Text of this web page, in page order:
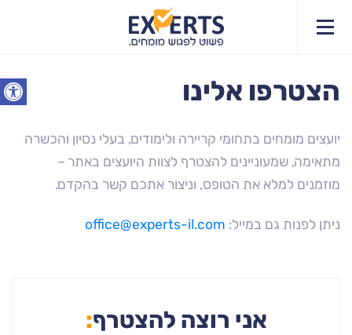
פתח הצטרפו אלינו
יועצים מומחים בתחומי קריירה ולימודים, בעלי נסיון והכשרה
מתאימה, שמעוניינים להצטרף לצוות היועצים באתר –
מוזמנים למלא את הטופס, וניצור אתכם קשר בהקדם.
ניתן לפנות גם במייל: office@experts-il.com
אני רוצה להצטרף: